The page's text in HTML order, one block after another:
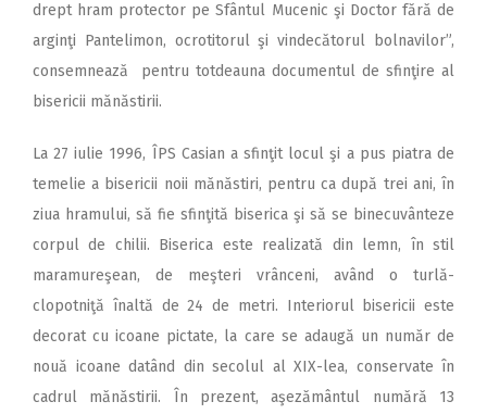
drept hram protector pe Sfântul Mucenic şi Doctor fără de
arginţi Pantelimon, ocrotitorul şi vindecătorul bolnavilor”,
consemnează pentru totdeauna documentul de sfinţire al
bisericii mănăstirii.
La 27 iulie 1996, ÎPS Casian a sfinţit locul şi a pus piatra de
temelie a bisericii noii mănăstiri, pentru ca după trei ani, în
ziua hramului, să fie sfinţită biserica şi să se binecuvânteze
corpul de chilii. Biserica este realizată din lemn, în stil
maramureşean, de meşteri vrânceni, având o turlă-
clopotniţă înaltă de 24 de metri. Interiorul bisericii este
decorat cu icoane pictate, la care se adaugă un număr de
nouă icoane datând din secolul al XIX-lea, conservate în
cadrul mănăstirii. În prezent, aşezământul numără 13